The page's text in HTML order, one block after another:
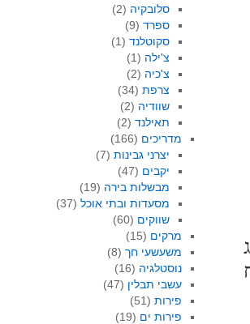
סלובקיה (2)
ספרד (9)
סקוטלנד (1)
צ'ילה (1)
צ'כיה (2)
צרפת (34)
שוודיה (2)
תאילנד (2)
מדריכים (166)
יצרני גבינות (7)
יקבים (47)
מבשלות בירה (19)
מסעדות ובתי אוכל (37)
שווקים (60)
מרקים (15)
משעשעי חך(8)
נוסטלגיה (16)
עשבי תבלין (47)
פירות(51)
פירות ים (19)